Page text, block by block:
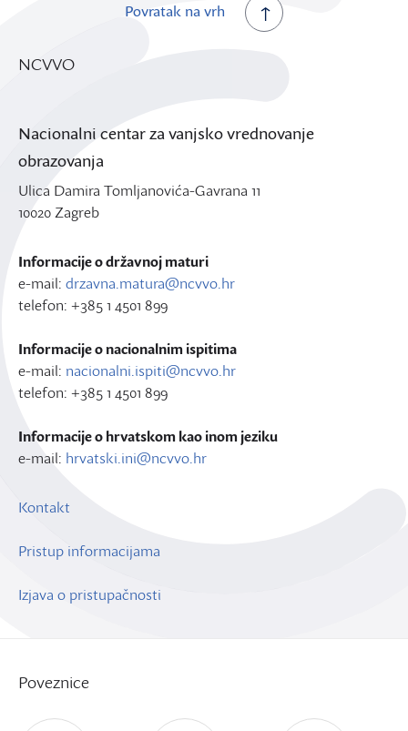
Povratak na vrh
NCVVO
Nacionalni centar za vanjsko vrednovanje
obrazovanja
Ulica Damira Tomljanovića-Gavrana 11
10020 Zagreb
Informacije o državnoj maturi
e-mail: drzavna.matura@ncvvo.hr
telefon: +385 1 4501 899
Informacije o nacionalnim ispitima
e-mail: nacionalni.ispiti@ncvvo.hr
telefon: +385 1 4501 899
Informacije o hrvatskom kao inom jeziku
e-mail: hrvatski.ini@ncvvo.hr
Kontakt
Pristup informacijama
Izjava o pristupačnosti
Poveznice